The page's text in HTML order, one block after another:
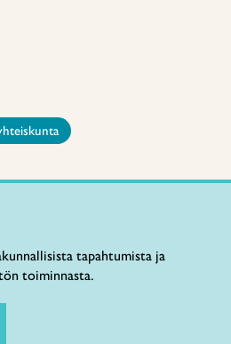
tapahtumista ja
toiminnasta.